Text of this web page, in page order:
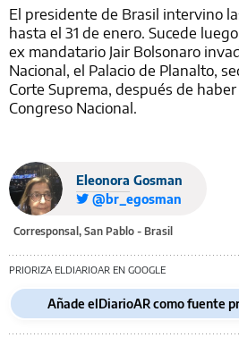
El presidente de Brasil intervino
hasta el 31 de enero. Sucede
ex mandatario Jair Bolsonaro
Nacional, el Palacio de Planalto,
Corte Suprema, después de
Congreso Nacional.
Eleonora Gosman
@br_egosman
Corresponsal, San Pablo - Brasil
PRIORIZA ELDIARIOAR EN GOOGLE
Añade elDiarioAR como fuente